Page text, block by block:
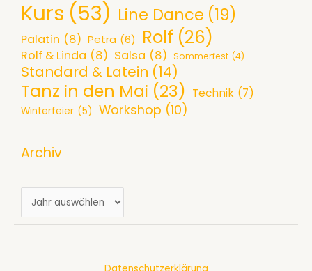
Kurs (53) Line Dance (19)
Palatin (8) Petra (6) Rolf (26)
Rolf & Linda (8) Salsa (8) Sommerfest (4)
Standard & Latein (14)
Tanz in den Mai (23) Technik (7)
Winterfeier (5) Workshop (10)
Archiv
r